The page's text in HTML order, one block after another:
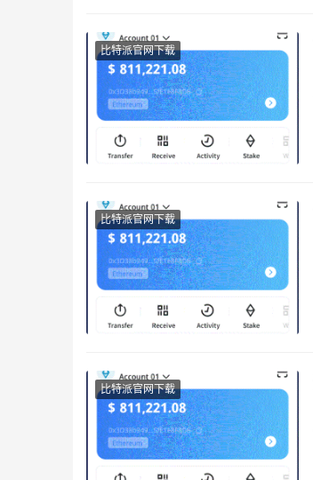
比特派官网下载
比特派官网下载
比特派官网下载